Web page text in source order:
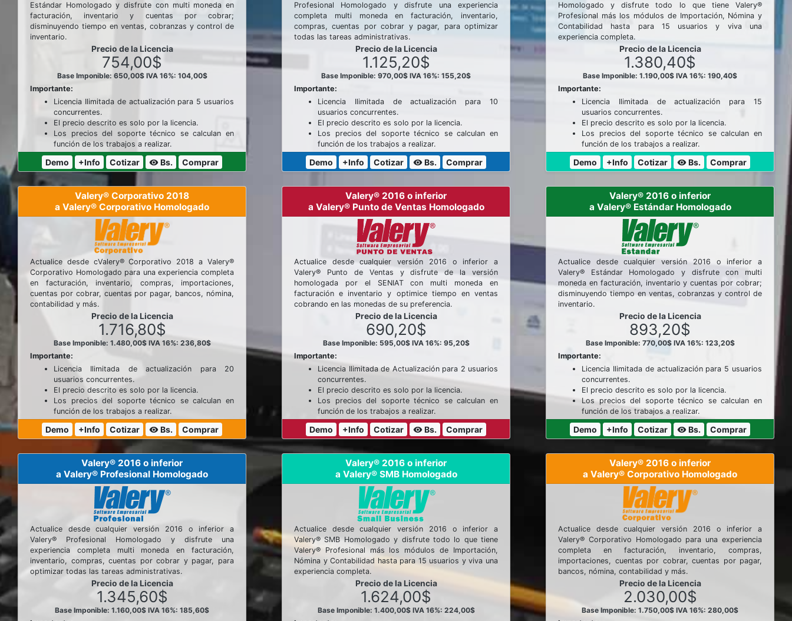
Estándar Homologado y disfrute con multi moneda en
facturación, inventario y cuentas por cobrar;
disminuyendo tiempo en ventas, cobranzas y control de
inventario.
Precio de la Licencia
754,00$
Base Imponible: 650,00$ IVA 16%: 104,00$
Importante:
Licencia Ilimitada de actualización para 5 usuarios
concurrentes.
El precio descrito es solo por la licencia.
Los precios del soporte técnico se calculan en
función de los trabajos a realizar.
Demo +Info Cotizar visibilityBs. Comprar
Profesional Homologado y disfrute una experiencia
completa multi moneda en facturación, inventario,
compras, cuentas por cobrar y pagar, para optimizar
todas las tareas administrativas.
Precio de la Licencia
1.125,20$
Base Imponible: 970,00$ IVA 16%: 155,20$
Importante:
Licencia Ilimitada de actualización para 10
usuarios concurrentes.
El precio descrito es solo por la licencia.
Los precios del soporte técnico se calculan en
función de los trabajos a realizar.
Demo +Info Cotizar visibilityBs. Comprar
Homologado y disfrute todo lo que tiene Valery®
Profesional más los módulos de Importación, Nómina y
Contabilidad hasta para 15 usuarios y viva una
experiencia completa.
Precio de la Licencia
1.380,40$
Base Imponible: 1.190,00$ IVA 16%: 190,40$
Importante:
Licencia Ilimitada de actualización para 15
usuarios concurrentes.
El precio descrito es solo por la licencia.
Los precios del soporte técnico se calculan en
función de los trabajos a realizar.
Demo +Info Cotizar visibilityBs. Comprar
Valery® Corporativo 2018
a Valery® Corporativo Homologado
Actualice desde cValery® Corporativo 2018 a Valery®
Corporativo Homologado para una experiencia completa
en facturación, inventario, compras, importaciones,
cuentas por cobrar, cuentas por pagar, bancos, nómina,
contabilidad y más.
Precio de la Licencia
1.716,80$
Base Imponible: 1.480,00$ IVA 16%: 236,80$
Importante:
Licencia Ilimitada de actualización para 20
usuarios concurrentes.
El precio descrito es solo por la licencia.
Los precios del soporte técnico se calculan en
función de los trabajos a realizar.
Demo +Info Cotizar visibilityBs. Comprar
Valery® 2016 o inferior
a Valery® Punto de Ventas Homologado
Actualice desde cualquier versión 2016 o inferior a
Valery® Punto de Ventas y disfrute de la versión
homologada por el SENIAT con multi moneda en
facturación e inventario y optimice tiempo en ventas
cobrando en las monedas de su preferencia.
Precio de la Licencia
690,20$
Base Imponible: 595,00$ IVA 16%: 95,20$
Importante:
Licencia Ilimitada de Actualización para 2 usuarios
concurrentes.
El precio descrito es solo por la licencia.
Los precios del soporte técnico se calculan en
función de los trabajos a realizar.
Demo +Info Cotizar visibilityBs. Comprar
Valery® 2016 o inferior
a Valery® Estándar Homologado
Actualice desde cualquier versión 2016 o inferior a
Valery® Estándar Homologado y disfrute con multi
moneda en facturación, inventario y cuentas por cobrar;
disminuyendo tiempo en ventas, cobranzas y control de
inventario.
Precio de la Licencia
893,20$
Base Imponible: 770,00$ IVA 16%: 123,20$
Importante:
Licencia Ilimitada de actualización para 5 usuarios
concurrentes.
El precio descrito es solo por la licencia.
Los precios del soporte técnico se calculan en
función de los trabajos a realizar.
Demo +Info Cotizar visibilityBs. Comprar
Valery® 2016 o inferior
a Valery® Profesional Homologado
Actualice desde cualquier versión 2016 o inferior a
Valery® Profesional Homologado y disfrute una
experiencia completa multi moneda en facturación,
inventario, compras, cuentas por cobrar y pagar, para
optimizar todas las tareas administrativas.
Precio de la Licencia
1.345,60$
Base Imponible: 1.160,00$ IVA 16%: 185,60$
Valery® 2016 o inferior
a Valery® SMB Homologado
Actualice desde cualquier versión 2016 o inferior a
Valery® SMB Homologado y disfrute todo lo que tiene
Valery® Profesional más los módulos de Importación,
Nómina y Contabilidad hasta para 15 usuarios y viva una
experiencia completa.
Precio de la Licencia
1.624,00$
Base Imponible: 1.400,00$ IVA 16%: 224,00$
Valery® 2016 o inferior
a Valery® Corporativo Homologado
Actualice desde cualquier versión 2016 o inferior a
Valery® Corporativo Homologado para una experiencia
completa en facturación, inventario, compras,
importaciones, cuentas por cobrar, cuentas por pagar,
bancos, nómina, contabilidad y más.
Precio de la Licencia
2.030,00$
Base Imponible: 1.750,00$ IVA 16%: 280,00$